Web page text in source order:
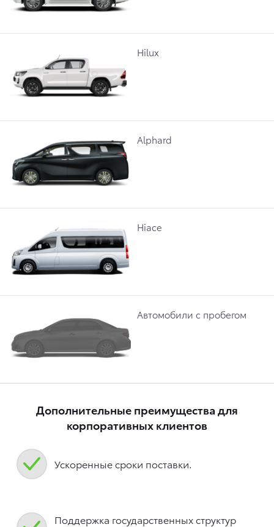
Hilux
Alphard
Hiace
Автомобили с пробегом
Дополнительные преимущества для
корпоративных клиентов
Ускоренные сроки поставки.
Поддержка государственных структур